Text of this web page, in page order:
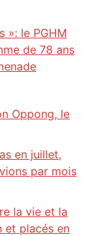
»: le PGHM
de 78 ans
Oppong, le
en juillet,
par mois
la vie et la
et placés en